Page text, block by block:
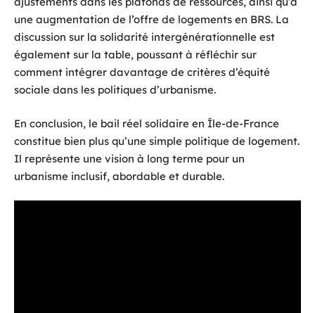
une augmentation de l’offre de logements en BRS. La
discussion sur la solidarité intergénérationnelle est
également sur la table, poussant à réfléchir sur
comment intégrer davantage de critères d’équité
sociale dans les politiques d’urbanisme.
En conclusion, le bail réel solidaire en Île-de-France
constitue bien plus qu’une simple politique de logement.
Il représente une vision à long terme pour un
urbanisme inclusif, abordable et durable.